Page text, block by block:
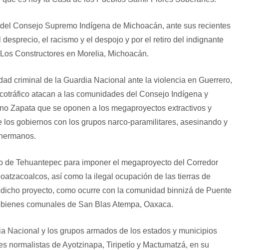
Consejo Supremo Indígena de Michoacán, ante sus recientes
el racismo y el despojo y por el retiro del indignante
Constructores en Morelia, Michoacán.
criminal de la Guardia Nacional ante la violencia en Guerrero,
atacan a las comunidades del Consejo Indígena y
Zapata que se oponen a los megaproyectos extractivos y
gobiernos con los grupos narco-paramilitares, asesinando y
de Tehuantepec para imponer el megaproyecto del Corredor
así como la ilegal ocupación de las tierras de
proyecto, como ocurre con la comunidad binnizá de Puente
comunales de San Blas Atempa, Oaxaca.
Nacional y los grupos armados de los estados y municipios
normalistas de Ayotzinapa, Tiripetío y Mactumatzá, en su
Espejo 21
Espejo 21: En el territorio Yaqui en el
estado de…
El CNI-CIG en los espejos
de la Resistencia
LA LLAVE DEL ESPEJO Hermanas,